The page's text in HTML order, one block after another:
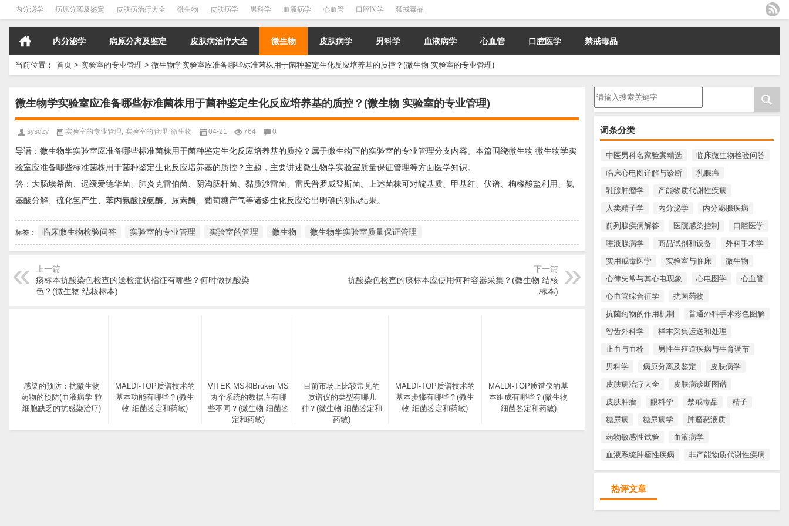
内分泌学 病原分离及鉴定 皮肤病治疗大全 微生物 皮肤病学 男科学 血液病学 心血管 口腔医学 禁戒毒品
内分泌学 病原分离及鉴定 皮肤病治疗大全 微生物 皮肤病学 男科学 血液病学 心血管 口腔医学 禁戒毒品
当前位置： 首页 > 实验室的专业管理 > 微生物学实验室应准备哪些标准菌株用于菌种鉴定生化反应培养基的质控？(微生物 实验室的专业管理)
词条分类
中医男科名家验案精选
临床微生物检验问答
临床心电图详解与诊断
乳腺癌
乳腺肿瘤学
产能物质代谢性疾病
人类精子学
内分泌学
内分泌腺疾病
前列腺疾病解答
医院感染控制
口腔医学
唾液腺病学
商品试剂和设备
外科手术学
实用戒毒医学
实验室与临床
微生物
心律失常与其心电现象
心电图学
心血管
心血管综合征学
抗菌药物
抗菌药物的作用机制
普通外科手术彩色图解
智齿外科学
样本采集运送和处理
止血与血栓
男性生殖道疾病与生育调节
男科学
病原分离及鉴定
皮肤病学
皮肤病治疗大全
皮肤病诊断图谱
皮肤肿瘤
眼科学 禁戒毒品
精子
糖尿病
糖尿病学
肿瘤恶液质
药物敏感性试验
血液病学
血液系统肿瘤性疾病
非产能物质代谢性疾病
热评文章
微生物学实验室应准备哪些标准菌株用于菌种鉴定生化反应培养基的质控？(微生物 实验室的专业管理)
sysdzy 实验室的专业管理, 实验室的管理, 微生物 04-21 764 0
导语：微生物学实验室应准备哪些标准菌株用于菌种鉴定生化反应培养基的质控？属于微生物下的实验室的专业管理分支内容。本篇围绕微生物 微生物学实
验室应准备哪些标准菌株用于菌种鉴定生化反应培养基的质控？主题，主要讲述微生物学实验室质量保证管理等方面医学知识。
答：大肠埃希菌、迟缓爱德华菌、肺炎克雷伯菌、阴沟肠杆菌、黏质沙雷菌、雷氏普罗威登斯菌。上述菌株可对靛基质、甲基红、伏谱、枸橼酸盐利用、氨
基酸分解、硫化氢产生、苯丙氨酸脱氨酶、尿素酶、葡萄糖产气等诸多生化反应给出明确的测试结果。
标签： 临床微生物检验问答 实验室的专业管理 实验室的管理 微生物 微生物学实验室质量保证管理
上一篇
痰标本抗酸染色检查的送检症状指征有哪些？何时做抗酸染
色？(微生物 结核标本)
下一篇
抗酸染色检查的痰标本应使用何种容器采集？(微生物 结核
标本)
感染的预防：抗微生物
药物的预防(血液病学 粒
细胞缺乏的抗感染治疗)
MALDI-TOP质谱技术的
基本功能有哪些？(微生
物 细菌鉴定和药敏)
VITEK MS和Bruker MS
两个系统的数据库有哪
些不同？(微生物 细菌鉴
定和药敏)
目前市场上比较常见的
质谱仪的类型有哪几
种？(微生物 细菌鉴定和
药敏)
MALDI-TOP质谱技术的
基本步骤有哪些？(微生
物 细菌鉴定和药敏)
MALDI-TOP质谱仪的基
本组成有哪些？(微生物
细菌鉴定和药敏)